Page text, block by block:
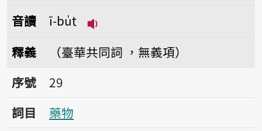
音讀
ī-bu̍t
釋義
（臺華共同詞 ，無義項）
序號29藥物
序號
29
詞目
藥物